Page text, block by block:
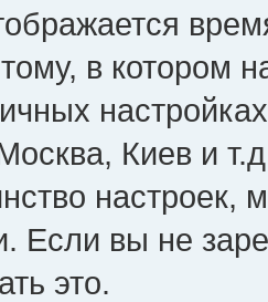
в котором
Киев и
настроек,
Если вы не
это.